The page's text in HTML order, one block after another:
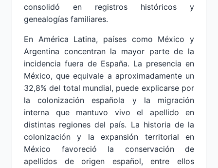
consolidó en registros históricos y
genealogías familiares.
En América Latina, países como México y
Argentina concentran la mayor parte de la
incidencia fuera de España. La presencia en
México, que equivale a aproximadamente un
32,8% del total mundial, puede explicarse por
la colonización española y la migración
interna que mantuvo vivo el apellido en
distintas regiones del país. La historia de la
colonización y la expansión territorial en
México favoreció la conservación de
apellidos de origen español, entre ellos